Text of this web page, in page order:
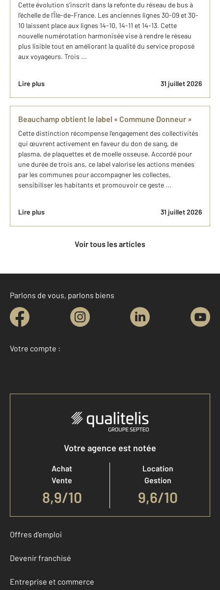
Cette évolution s’inscrit dans la refonte du réseau de bus à
l’échelle de l’Île-de-France. Les anciennes lignes 30-09 et 30-
10 laissent place aux lignes 14-10, 14-11 et 14-13. Cette
nouvelle numérotation harmonisée vise à rendre le réseau
plus lisible tout en améliorant la qualité du service proposé
aux voyageurs. Trois ...
Lire plus 31 juillet 2026
Beauchamp obtient le label « Commune Donneur »
Cette distinction récompense l’engagement des collectivités
qui œuvrent activement en faveur du don de sang, de
plasma, de plaquettes et de moelle osseuse. Accordé pour
une durée de trois ans, ce label valorise les actions menées
par les communes pour accompagner les collectes,
sensibiliser les habitants et promouvoir ce geste ...
Lire plus 31 juillet 2026
Voir tous les articles
Parlons de vous, parlons biens
Votre compte :
Accéder à mon compte
Votre agence est notée
Achat
Vente
8,9/10
Location
Gestion
9,6/10
Offres d'emploi
Devenir franchisé
Entreprise et commerce